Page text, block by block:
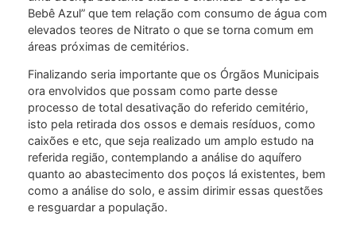
Bebê Azul” que tem relação com consumo de água com
elevados teores de Nitrato o que se torna comum em
áreas próximas de cemitérios.
Finalizando seria importante que os Órgãos Municipais
ora envolvidos que possam como parte desse
processo de total desativação do referido cemitério,
isto pela retirada dos ossos e demais resíduos, como
caixões e etc, que seja realizado um amplo estudo na
referida região, contemplando a análise do aquífero
quanto ao abastecimento dos poços lá existentes, bem
como a análise do solo, e assim dirimir essas questões
e resguardar a população.